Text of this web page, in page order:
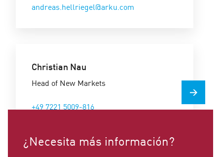
andreas.hellriegel@arku.com
Christian Nau
Head of New Markets
+49 7221 5009-816
¿Necesita más información?